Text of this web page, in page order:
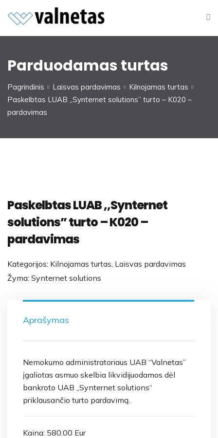
Parduodamas turtas
Pagrindinis Laisvas pardavimas
Kilnojamas turtas
Paskelbtas LUAB ,,Synternet solutions” turto – K020 –
pardavimas
Paskelbtas LUAB ,,Synternet
solutions” turto – K020 –
pardavimas
Kategorijos: Kilnojamas turtas, Laisvas pardavimas
Žyma: Synternet solutions
Aprašymas
Nemokumo administratoriaus UAB “Valnetas”
įgaliotas asmuo skelbia likvidijuodamos dėl
bankroto UAB „Synternet solutions“
priklausančio turto pardavimą.
Kaina: 580.00 Eur